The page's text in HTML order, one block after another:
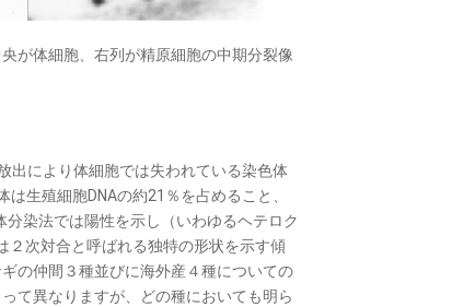
が体細胞、右列が精原細胞の中期分裂像
により体細胞では失われている染色体
生殖細胞DNAの約21％を占めること、
染法では陽性を示し（いわゆるヘテロク
２次対合と呼ばれる独特の形状を示す傾
の仲間３種並びに海外産４種についての
て異なりますが、どの種においても明ら